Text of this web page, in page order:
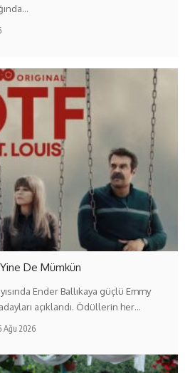
De Mümkün
Ender Ballıkaya güçlü Emmy
açıklandı. Ödüllerin her…
Ağu 2026